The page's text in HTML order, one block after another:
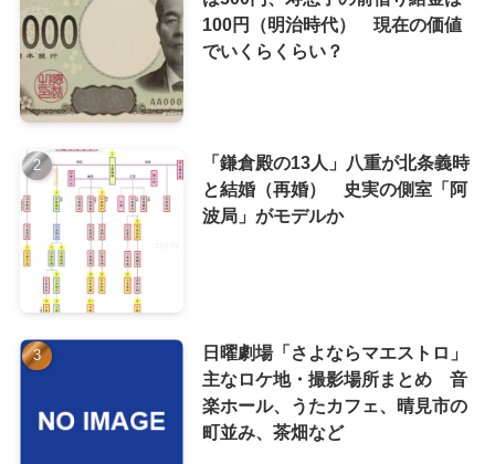
100円（明治時代） 現在の価値
でいくらくらい？
「鎌倉殿の13人」八重が北条義時
と結婚（再婚） 史実の側室「阿
波局」がモデルか
日曜劇場「さよならマエストロ」
主なロケ地・撮影場所まとめ 音
楽ホール、うたカフェ、晴見市の
町並み、茶畑など